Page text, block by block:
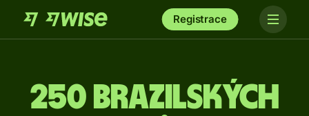
Registrace
250 brazilských